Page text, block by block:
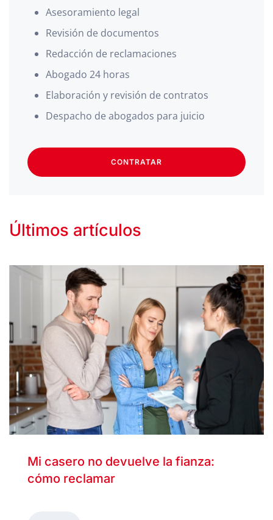
Asesoramiento legal
Revisión de documentos
Redacción de reclamaciones
Abogado 24 horas
Elaboración y revisión de contratos
Despacho de abogados para juicio
CONTRATAR
Últimos artículos
Mi casero no devuelve la fianza:
cómo reclamar